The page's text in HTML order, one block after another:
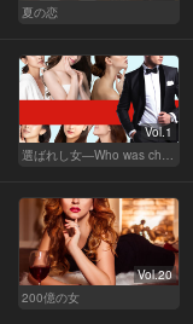
夏の恋
Vol.1
選ばれし女―Who was chosen？―
Vol.20
200億の女